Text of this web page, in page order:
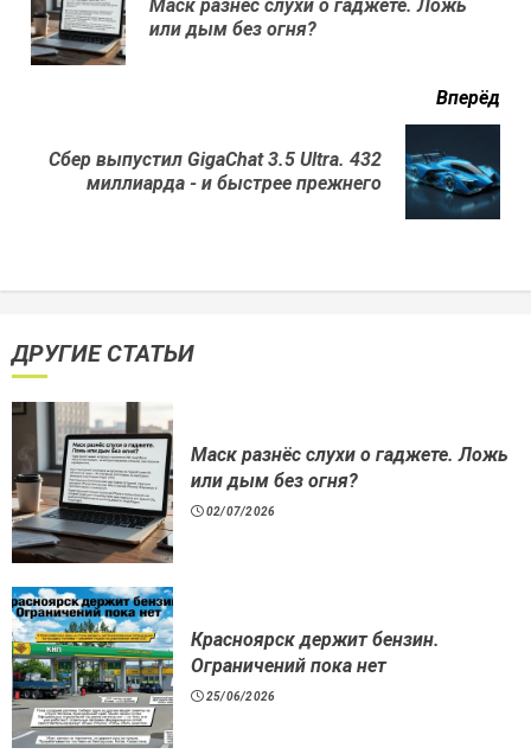
Маск разнёс слухи о гаджете. Ложь
или дым без огня?
Вперёд
Next
Сбер выпустил GigaChat 3.5 Ultra. 432
миллиарда - и быстрее прежнего
ДРУГИЕ СТАТЬИ
Маск разнёс слухи о гаджете. Ложь
или дым без огня?
02/07/2026
Красноярск держит бензин.
Ограничений пока нет
25/06/2026